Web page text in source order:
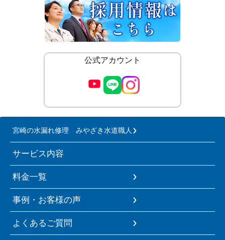
公式アカウント
宮崎の水漏れ修理 みやざき水道職人
サービス内容
料金一覧
事例・お客様の声
よくあるご質問